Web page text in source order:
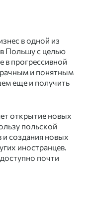
в одной из
Польшу с целью
в прогрессивной
и понятным
еще и получить
открытие новых
польской
и создания новых
иностранцев.
почти